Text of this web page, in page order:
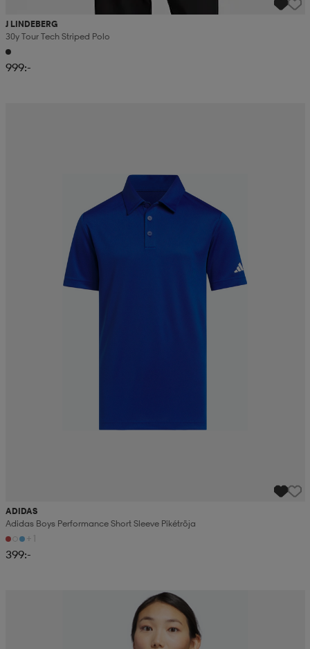
J LINDEBERG
30y Tour Tech Striped Polo
999:-
ADIDAS
Adidas Boys Performance Short Sleeve Pikétröja
+1
399:-